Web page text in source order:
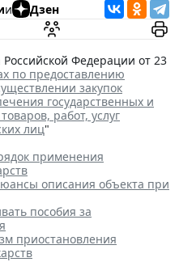
и Дзен
Федерации от 23
по предоставлению
закупок
государственных и
работ, услуг
лиц"
применения
описания объекта при
пособия за
приостановления